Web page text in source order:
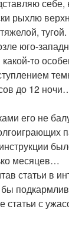
себе,
рыхлю
тугой.
юго-
то
до 12
его не
месяцев…
статьи в
статьи с